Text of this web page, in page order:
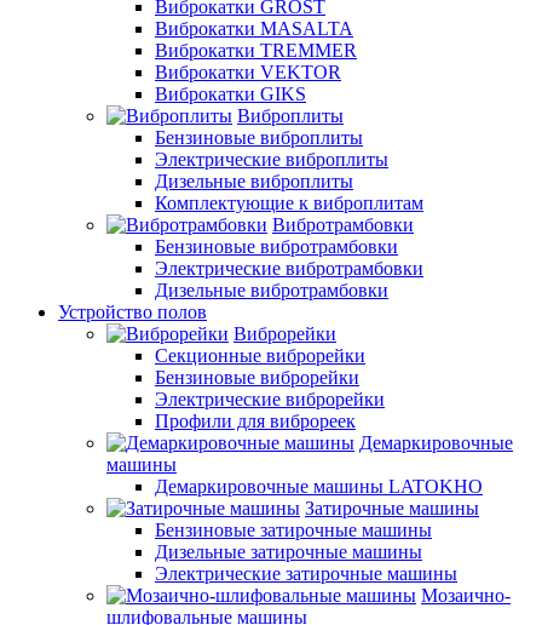
Виброкатки GROST
Виброкатки MASALTA
Виброкатки TREMMER
Виброкатки VEKTOR
Виброкатки GIKS
Виброплиты
Бензиновые виброплиты
Электрические виброплиты
Дизельные виброплиты
Комплектующие к виброплитам
Вибротрамбовки
Бензиновые вибротрамбовки
Электрические вибротрамбовки
Дизельные вибротрамбовки
Устройство полов
Виброрейки
Секционные виброрейки
Бензиновые виброрейки
Электрические виброрейки
Профили для виброреек
Демаркировочные
машины
Демаркировочные машины LATOKHO
Затирочные машины
Бензиновые затирочные машины
Дизельные затирочные машины
Электрические затирочные машины
Мозаично-
шлифовальные машины